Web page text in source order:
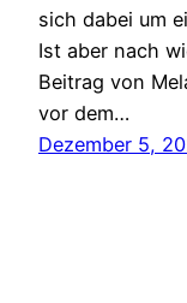
sich dabei um
Ist aber nach
Beitrag von
vor dem…
Dezember 5,